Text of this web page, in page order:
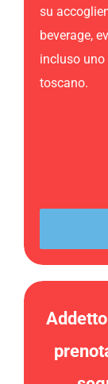
su
beverage,
incluso uno
toscano.